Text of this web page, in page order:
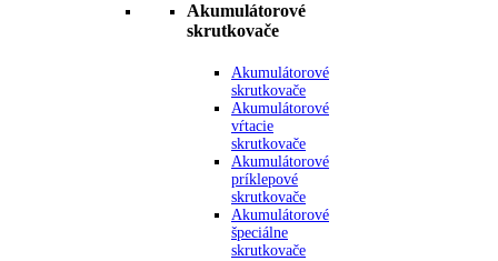
Akumulátorové
skrutkovače
Akumulátorové
skrutkovače
Akumulátorové
vŕtacie
skrutkovače
Akumulátorové
príklepové
skrutkovače
Akumulátorové
špeciálne
skrutkovače